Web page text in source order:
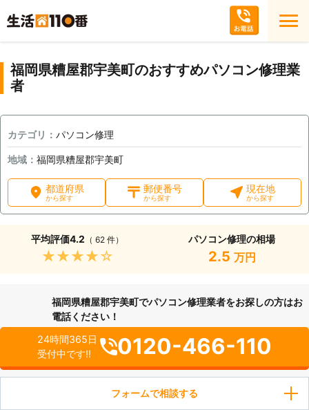
福岡県糟屋郡宇美町のおすすめパソコン修理業
者
カテゴリ： パソコン修理
地域： 福岡県糟屋郡宇美町
都道府県
から探す
郵便番号
から探す
現在地
から探す
平均評価4.2 （ 62 件）
★★★★★
パソコン修理の相場
2.5 万円
福岡県糟屋郡宇美町でパソコン修理業者をお探しの方はお
電話ください！
24時間365日
受付中です!!
0120-466-110
フォームで相談する